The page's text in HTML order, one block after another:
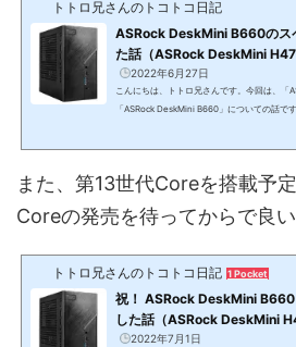
トトロ兄さんのトコトコ日記
ASRock DeskMini B660のス
た話（ASRock DeskMini
2022年6月27日
こんにちは、トトロ兄さんです。今回は、
「ASRock DeskMini B660」についての話で
また、第13世代Coreを搭載予
Coreの発売を待ってからで良い
トトロ兄さんのトコトコ日記 1 Pocket
祝！ ASRock DeskMini
した話（ASRock DeskMini
2022年7月1日